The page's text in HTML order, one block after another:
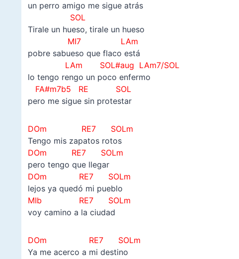
un perro amigo me sigue atrás
SOL
Tirale un hueso, tirale un hueso
MI7 LAm
pobre sabueso que flaco está
LAm SOL#aug LAm7/SOL
lo tengo rengo un poco enfermo
FA#m7b5 RE
SOL
pero me sigue sin protestar
DOm RE7 SOLm
Tengo mis zapatos rotos
DOm RE7 SOLm
pero tengo que llegar
DOm RE7 SOLm
lejos ya quedó mi pueblo
MIb
RE7 SOLm
voy camino a la ciudad
DOm RE7 SOLm
Ya me acerco a mi destino